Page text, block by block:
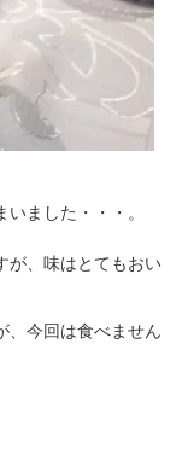
ました・・・。
が、味はとてもおい
、今回は食べません